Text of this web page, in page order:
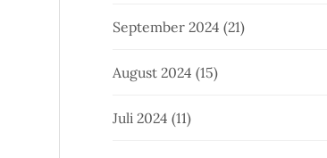
September 2024 (21)
August 2024 (15)
Juli 2024 (11)